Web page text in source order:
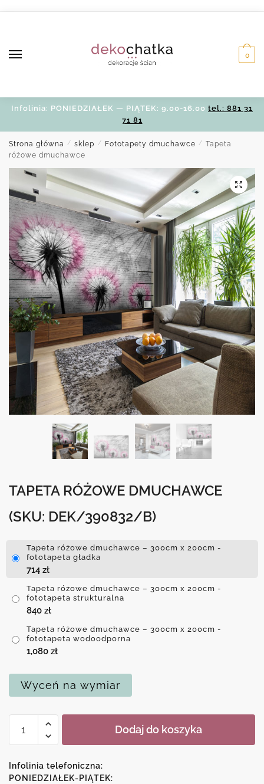
0
Infolinia: PONIEDZIAŁEK — PIĄTEK: 9.00-16.00 tel.: 881 31
71 81
Strona główna / sklep / Fototapety dmuchawce / Tapeta
różowe dmuchawce
TAPETA RÓŻOWE DMUCHAWCE
(SKU: DEK/390832/B)
Tapeta różowe dmuchawce – 300cm x 200cm -
fototapeta gładka
714 zł
Tapeta różowe dmuchawce – 300cm x 200cm -
fototapeta strukturalna
840 zł
Tapeta różowe dmuchawce – 300cm x 200cm -
fototapeta wodoodporna
1,080 zł
Wyceń na wymiar
Tapeta
dmuchawce
Dodaj do koszyka
Infolinia telefoniczna:
PONIEDZIAŁEK-PIĄTEK: